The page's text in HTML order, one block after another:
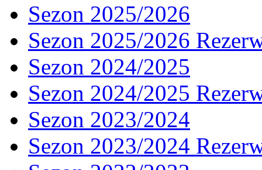
Sezon 2025/2026
Sezon 2025/2026
Sezon 2024/2025
Sezon 2024/2025
Sezon 2023/2024
Sezon 2023/2024